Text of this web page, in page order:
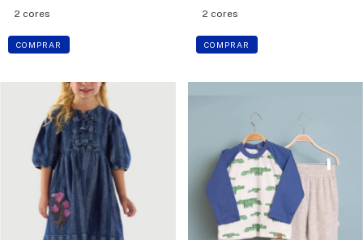
2 cores
COMPRAR
2 cores
COMPRAR